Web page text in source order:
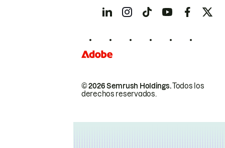
© 2026 Semrush Holdings.Todos los
derechos reservados.